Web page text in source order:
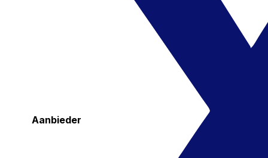
Aanbieder